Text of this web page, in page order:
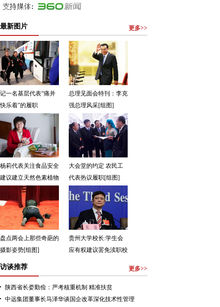
更多>>
最新图片
记一名基层代表“痛并
快乐着”的履职
总理见面会特刊：李克
强总理风采[组图]
杨莉代表关注食品安全
建议建立天然色素植物
原料基地[组图]
大会堂的约定 农民工
代表热议履职[组图]
盘点两会上那些奇葩的
摄影姿势[组图]
贵州大学校长:学生会
应有权建议罢免渎职校
更多>>
访谈推荐
陕西省长娄勤俭：严考核重机制 精准扶贫
中远集团董事长马泽华谈国企改革深化技术性管理